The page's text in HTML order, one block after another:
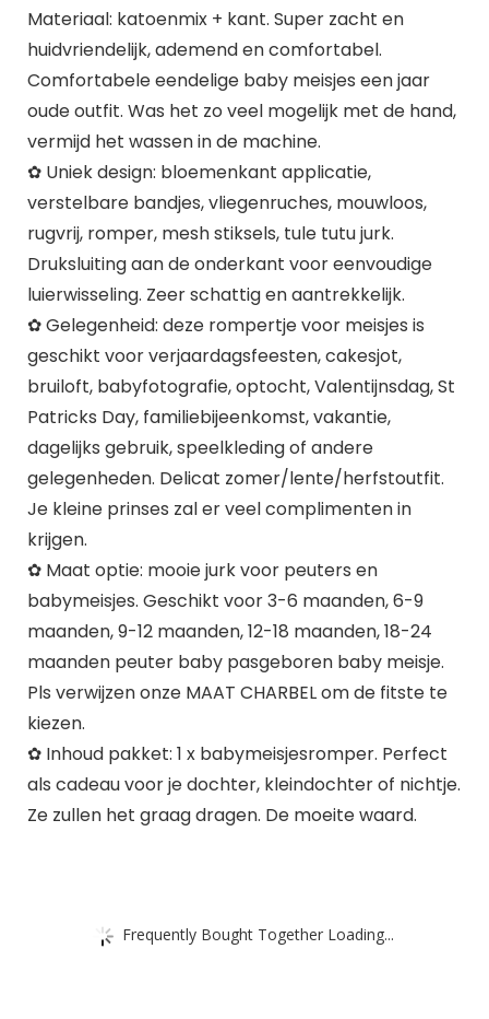
Materiaal: katoenmix + kant. Super zacht en
huidvriendelijk, ademend en comfortabel.
Comfortabele eendelige baby meisjes een jaar
oude outfit. Was het zo veel mogelijk met de hand,
vermijd het wassen in de machine.
✿ Uniek design: bloemenkant applicatie,
verstelbare bandjes, vliegenruches, mouwloos,
rugvrij, romper, mesh stiksels, tule tutu jurk.
Druksluiting aan de onderkant voor eenvoudige
luierwisseling. Zeer schattig en aantrekkelijk.
✿ Gelegenheid: deze rompertje voor meisjes is
geschikt voor verjaardagsfeesten, cakesjot,
bruiloft, babyfotografie, optocht, Valentijnsdag, St
Patricks Day, familiebijeenkomst, vakantie,
dagelijks gebruik, speelkleding of andere
gelegenheden. Delicat zomer/lente/herfstoutfit.
Je kleine prinses zal er veel complimenten in
krijgen.
✿ Maat optie: mooie jurk voor peuters en
babymeisjes. Geschikt voor 3-6 maanden, 6-9
maanden, 9-12 maanden, 12-18 maanden, 18-24
maanden peuter baby pasgeboren baby meisje.
Pls verwijzen onze MAAT CHARBEL om de fitste te
kiezen.
✿ Inhoud pakket: 1 x babymeisjesromper. Perfect
als cadeau voor je dochter, kleindochter of nichtje.
Ze zullen het graag dragen. De moeite waard.
Frequently Bought Together Loading...